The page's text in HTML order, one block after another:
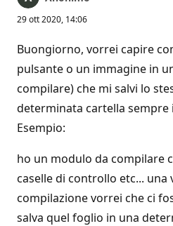
29 ott 2020, 14:06
Buongiorno, vorrei capire
pulsante o un immagine in
compilare) che mi salvi lo
determinata cartella sempre
Esempio:
ho un modulo da compilare
caselle di controllo etc... una
compilazione vorrei che ci
salva quel foglio in una